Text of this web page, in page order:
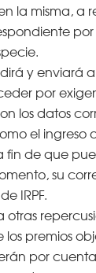
la misma, a
y enviará
por
los datos
el ingreso
de que
su
IRPF.
otras
premios
por